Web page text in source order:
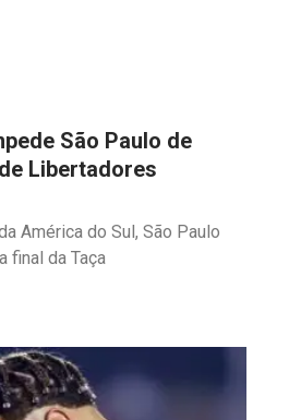
São Paulo de
Libertadores
América do Sul, São Paulo
final da Taça